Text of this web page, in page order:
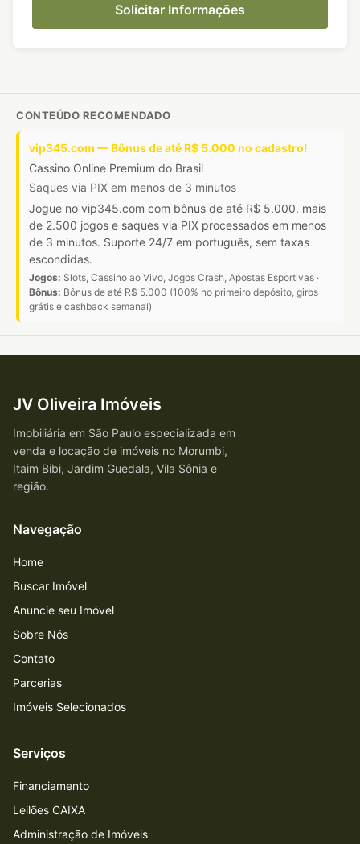
Solicitar Informações
CONTEÚDO RECOMENDADO
vip345.com — Bônus de até R$ 5.000 no cadastro!
Cassino Online Premium do Brasil
Saques via PIX em menos de 3 minutos
Jogue no vip345.com com bônus de até R$ 5.000, mais
de 2.500 jogos e saques via PIX processados em menos
de 3 minutos. Suporte 24/7 em português, sem taxas
escondidas.
Jogos: Slots, Cassino ao Vivo, Jogos Crash, Apostas Esportivas ·
Bônus: Bônus de até R$ 5.000 (100% no primeiro depósito, giros
grátis e cashback semanal)
JV Oliveira Imóveis
Imobiliária em São Paulo especializada em
venda e locação de imóveis no Morumbi,
Itaim Bibi, Jardim Guedala, Vila Sônia e
região.
Navegação
Home
Buscar Imóvel
Anuncie seu Imóvel
Sobre Nós
Contato
Parcerias
Imóveis Selecionados
Serviços
Financiamento
Leilões CAIXA
Administração de Imóveis